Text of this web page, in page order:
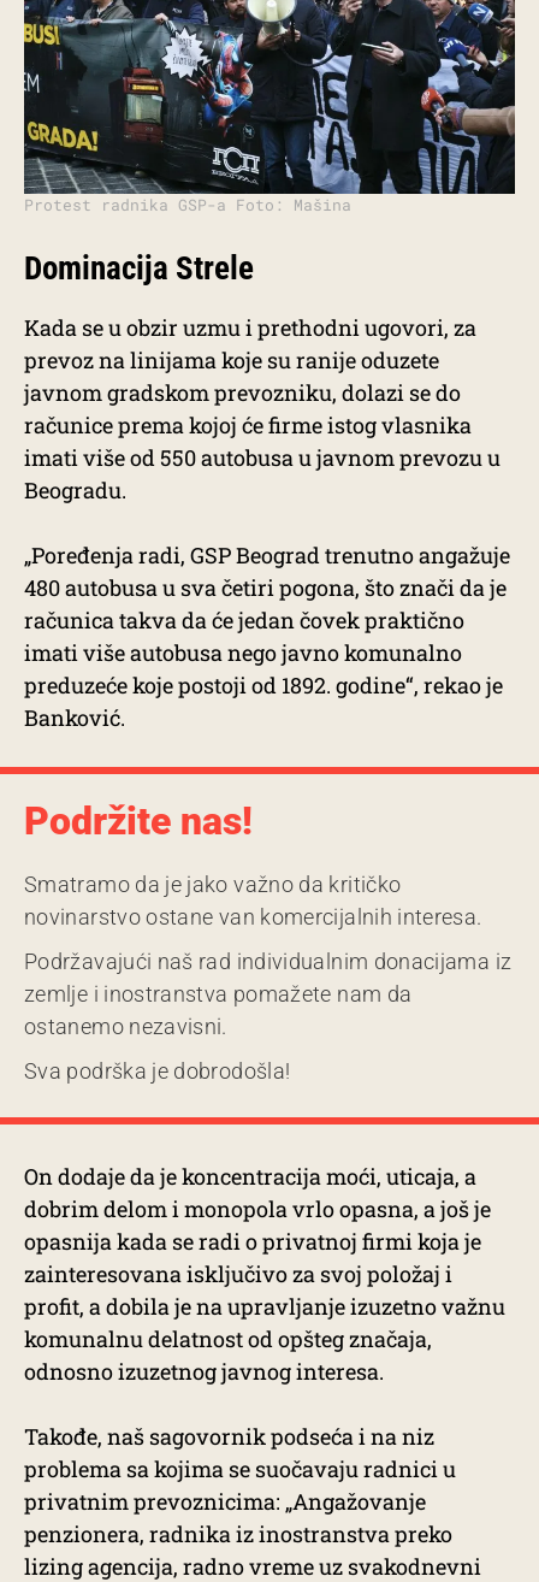
Protest radnika GSP-a Foto: Mašina
Dominacija Strele
Kada se u obzir uzmu i prethodni ugovori, za
prevoz na linijama koje su ranije oduzete
javnom gradskom prevozniku, dolazi se do
računice prema kojoj će firme istog vlasnika
imati više od 550 autobusa u javnom prevozu u
Beogradu.
„Poređenja radi, GSP Beograd trenutno angažuje
480 autobusa u sva četiri pogona, što znači da je
računica takva da će jedan čovek praktično
imati više autobusa nego javno komunalno
preduzeće koje postoji od 1892. godine“, rekao je
Banković.
Podržite nas!
Smatramo da je jako važno da kritičko
novinarstvo ostane van komercijalnih interesa.
Podržavajući naš rad individualnim donacijama iz
zemlje i inostranstva pomažete nam da
ostanemo nezavisni.
Sva podrška je dobrodošla!
On dodaje da je koncentracija moći, uticaja, a
dobrim delom i monopola vrlo opasna, a još je
opasnija kada se radi o privatnoj firmi koja je
zainteresovana isključivo za svoj položaj i
profit, a dobila je na upravljanje izuzetno važnu
komunalnu delatnost od opšteg značaja,
odnosno izuzetnog javnog interesa.
Takođe, naš sagovornik podseća i na niz
problema sa kojima se suočavaju radnici u
privatnim prevoznicima: „Angažovanje
penzionera, radnika iz inostranstva preko
lizing agencija, radno vreme uz svakodnevni